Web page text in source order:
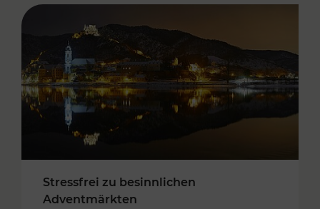
Stressfrei zu besinnlichen
Adventmärkten